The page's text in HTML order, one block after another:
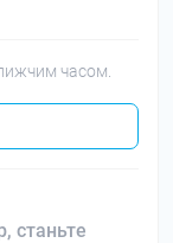
часом.
станьте